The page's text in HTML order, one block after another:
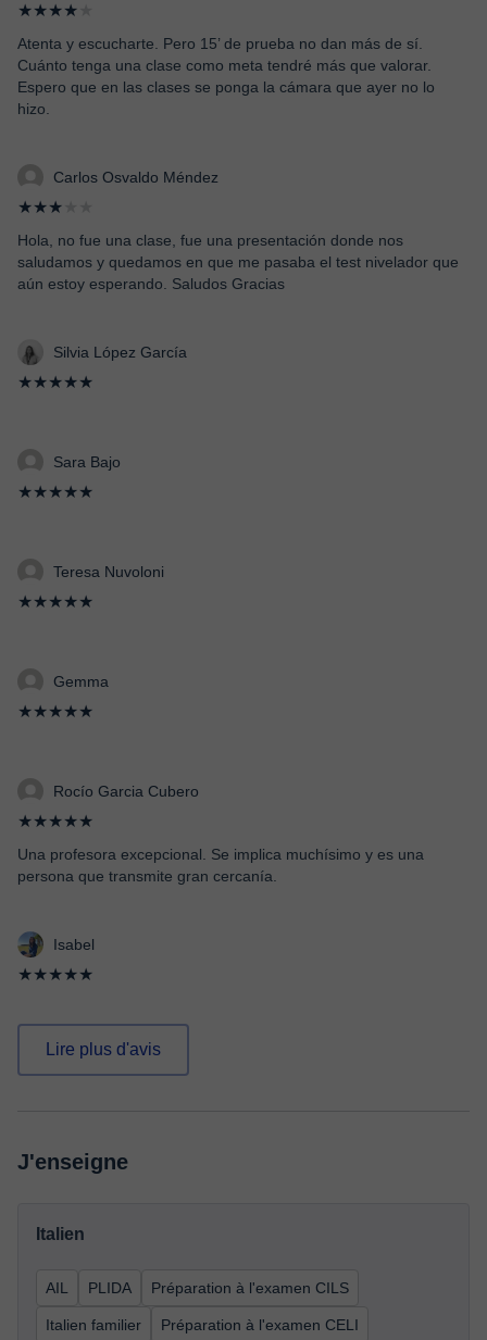
★★★★
Atenta y escucharte. Pero 15’ de prueba no dan más de sí.
Cuánto tenga una clase como meta tendré más que valorar.
Espero que en las clases se ponga la cámara que ayer no lo
hizo.
Carlos Osvaldo Méndez
★★★
Hola, no fue una clase, fue una presentación donde nos
saludamos y quedamos en que me pasaba el test nivelador que
aún estoy esperando. Saludos Gracias
Silvia López García
★★★★★
Sara Bajo
★★★★★
Teresa Nuvoloni
★★★★★
Gemma
★★★★★
Rocío Garcia Cubero
★★★★★
Una profesora excepcional. Se implica muchísimo y es una
persona que transmite gran cercanía.
Isabel
★★★★★
Lire plus d'avis
J'enseigne
Italien
AIL PLIDA Préparation à l'examen CILS
Italien familier Préparation à l'examen CELI